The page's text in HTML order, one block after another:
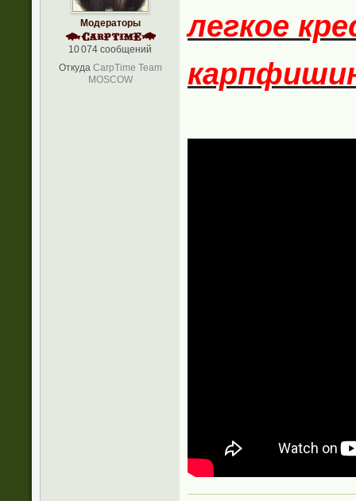
Модераторы
10 074 сообщений
Откуда CarpTime Team
MOSCOW
легкое